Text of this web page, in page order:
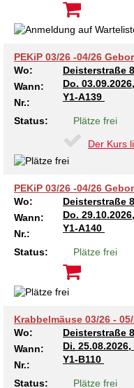
“Mäuseburg” /
Familienzentrum
Familienzentrum
Familienzentrum
“Mäuseburg” /
Offene Sprach-
Familienzentrum
PEKiP 03/26 -04/26
Wo:
Deisterstraße
Wann:
Do.
Nr.:
Y1-A139
Status: Plätze frei
Der Kurs
PEKiP 03/26 -04/26
Wo:
Deisterstraße
Wann:
Do.
Nr.:
Y1-A140
Status: Plätze frei
Krabbelmäuse 03/26 -
Wo:
Deisterstraße
Wann:
Di.
Nr.:
Y1-B110
Status: Plätze frei